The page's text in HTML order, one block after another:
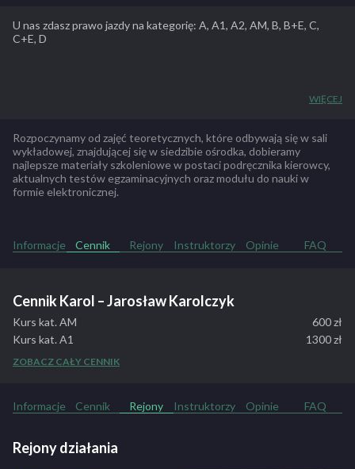
U nas zdasz prawo jazdy na kategorię: A, A1, A2, AM, B, B+E, C,
C+E, D
Ośrodek Szkolenia Kierowców KAROL rozpoczął swoją działalność
wypracować skuteczny system szkolenia kandydatów na
kierowców dlatego też nasz ośrodek cieszy się tak dużą
popularnością i zainteresowaniem wśród osób, które planują
rozpocząć kurs nauki jazdy.
WIĘCEJ
Rozpoczynamy od zajęć teoretycznych, które odbywają się w sali
wykładowej, znajdującej się w siedzibie ośrodka, dobieramy
najlepsze materiały szkoleniowe w postaci podręcznika kierowcy,
aktualnych testów egzaminacyjnych oraz modułu do nauki w
formie elektronicznej.
Informacje Cennik Rejony Instruktorzy Opinie FAQ
Cennik Karol – Jarosław Karolczyk
Kurs kat. AM
600 zł
Kurs kat. A1
1300 zł
Kurs kat. A2, A
Kurs kat. D
4000 zł
Kurs kat. C+E
ZOBACZ CAŁY CENNIK
Informacje Cennik Rejony Instruktorzy Opinie FAQ
Rejony działania